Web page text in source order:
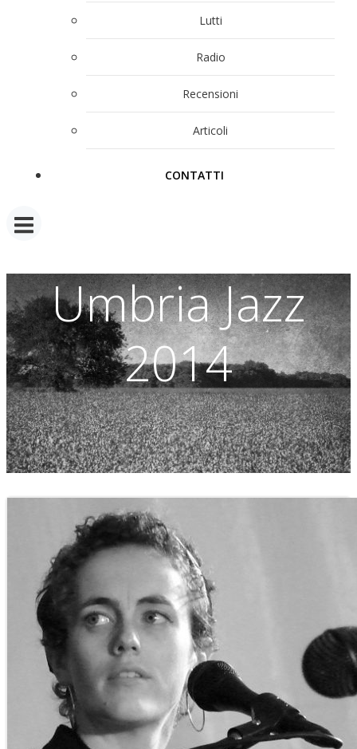
Lutti
Radio
Recensioni
Articoli
CONTATTI
Umbria Jazz
2014